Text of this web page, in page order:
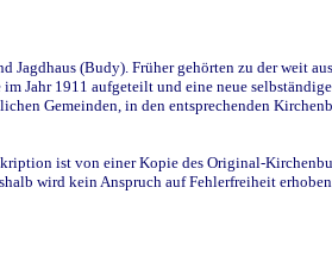
(Budy). Früher gehörten zu der weit
Jahr 1911 aufgeteilt und eine neue
Gemeinden, in den entsprechenden
ist von einer Kopie des Original-
wird kein Anspruch auf Fehlerfreiheit erhoben.